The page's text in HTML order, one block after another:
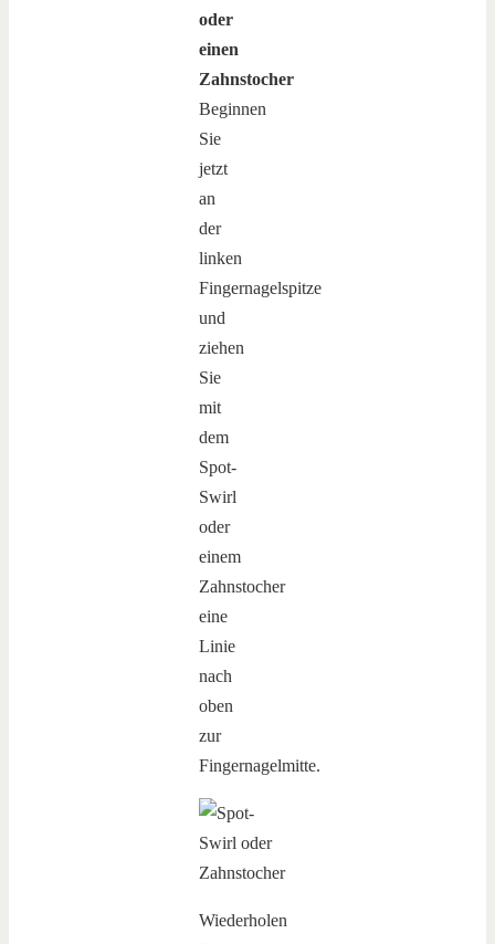
oder
einen
Zahnstocher
Beginnen
Sie
jetzt
an
der
linken
Fingernagelspitze
und
ziehen
Sie
mit
dem
Spot-
Swirl
oder
einem
Zahnstocher
eine
Linie
nach
oben
zur
Fingernagelmitte.
Wiederholen